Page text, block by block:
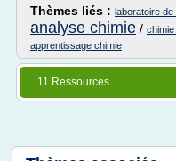
Thèmes liés : laboratoire de
analyse chimie /
apprentissage chimie
11 Ressources